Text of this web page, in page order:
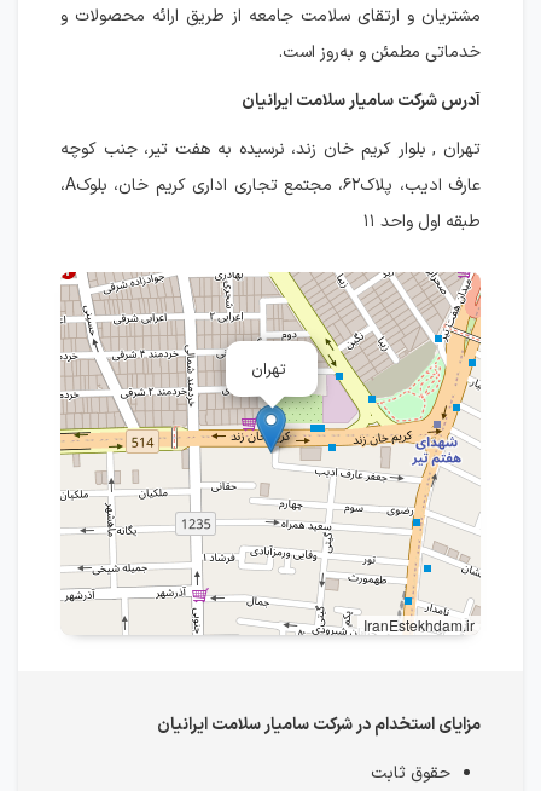
مشتریان و ارتقای سلامت جامعه از طریق ارائه محصولات و
خدماتی مطمئن و به‌روز است.
آدرس شرکت سامیار سلامت ایرانیان
تهران , بلوار کریم خان زند، نرسیده به هفت تیر، جنب کوچه
عارف ادیب، پلاک۶۲، مجتمع تجاری اداری کریم خان، بلوکA،
طبقه اول واحد ۱۱
تهران
IranEstekhdam.ir
مزایای استخدام در شرکت سامیار سلامت ایرانیان
حقوق ثابت